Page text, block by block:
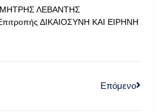
ΛΕΒΑΝΤΗΣ
ΔΙΚΑΙΟΣΥΝΗ ΚΑΙ ΕΙΡΗΝΗ
Επόμενο